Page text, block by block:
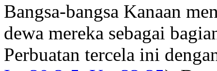
Bangsa-bangsa Kanaan
dewa mereka sebagai
Perbuatan tercela ini